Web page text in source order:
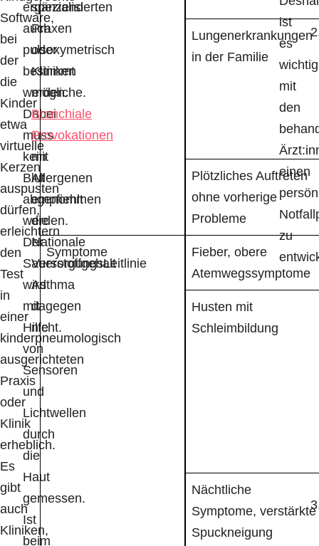
Software,
bei
der
die
Kinder
etwa
virtuelle
Kerzen
auspusten
dürfen,
erleichtern
den
Test
in
einer
kinderpneumologisch
ausgerichteten
Praxis
oder
Klinik
erheblich.
Es
gibt
auch
Kliniken,
ergänzend
auch
pulsoxymetrisch
bestimmt
werden.
Dabei
muss
kein
Blut
abgenommen
werden.
Der
Sauerstoffgehalt
wird
mit
Hilfe
von
Sensoren
und
Lichtwellen
durch
die
Haut
gemessen.
Ist
beim
spezialisierten
Praxen
oder
Kliniken
mögliche.
Bronchiale
Provokationen
mit
Allergenen
empfiehlt
die
Nationale
VersorgungsLeitlinie
Asthma
dagegen
nicht.
Lungenerkrankungen
in der Familie
Plötzliches Auftreten
ohne vorherige
Probleme
Symptome
Fieber, obere
Atemwegssymptome
Husten mit
Schleimbildung
Nächtliche
Symptome, verstärkte
Spuckneigung
ist
es
mit
den
einen
zu